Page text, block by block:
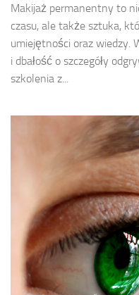
Makijaż permanentny to
czasu, ale także sztuka,
umiejętności oraz wiedzy.
i dbałość o szczegóły
szkolenia z...